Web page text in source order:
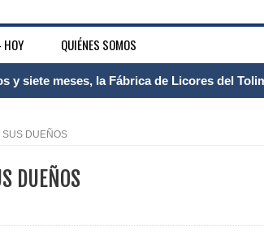
HOY QUIÉNES SOMOS
Matecaña fortalece su
Mecanismo Articulador Departamental
DUEÑOS
DUEÑOS